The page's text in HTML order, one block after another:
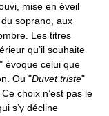
mise en éveil
soprano, aux
Les titres
qu’il souhaite
" évoque celui que
Ou "Duvet triste"
choix n’est pas le
s’y décline